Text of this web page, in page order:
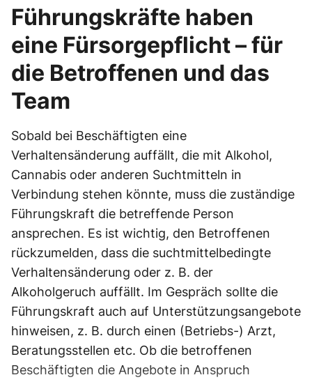
Führungskräfte haben
eine Fürsorgepflicht – für
die Betroffenen und das
Team
Sobald bei Beschäftigten eine
Verhaltensänderung auffällt, die mit Alkohol,
Cannabis oder anderen Suchtmitteln in
Verbindung stehen könnte, muss die zuständige
Führungskraft die betreffende Person
ansprechen. Es ist wichtig, den Betroffenen
rückzumelden, dass die suchtmittelbedingte
Verhaltensänderung oder z. B. der
Alkoholgeruch auffällt. Im Gespräch sollte die
Führungskraft auch auf Unterstützungsangebote
hinweisen, z. B. durch einen (Betriebs-) Arzt,
Beratungsstellen etc. Ob die betroffenen
Beschäftigten die Angebote in Anspruch